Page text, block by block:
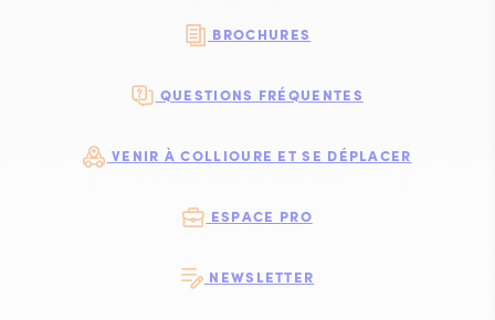
BROCHURES
QUESTIONS FRÉQUENTES
VENIR À COLLIOURE ET SE DÉPLACER
ESPACE PRO
NEWSLETTER